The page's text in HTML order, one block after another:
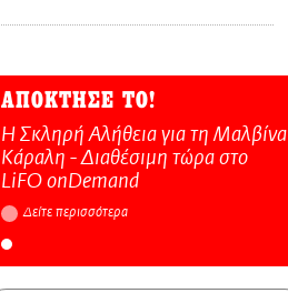
ΑΠΟΚΤΗΣΕ ΤΟ!
Η Σκληρή Αλήθεια για τη Μαλβίνα
Κάραλη - Διαθέσιμη τώρα στo
LiFO onDemand
Δείτε περισσότερα